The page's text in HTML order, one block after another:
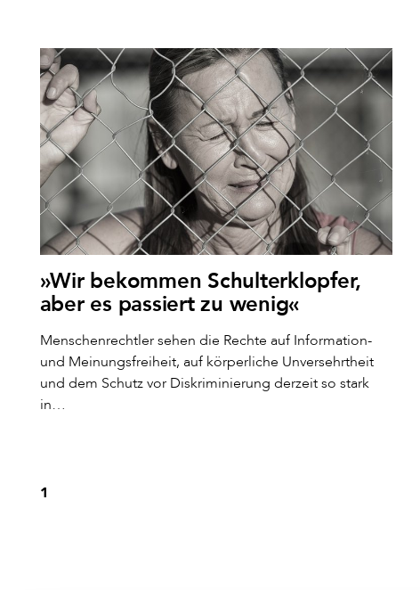
»Wir bekommen Schulterklopfer,
aber es passiert zu wenig«
Menschenrechtler sehen die Rechte auf Information-
und Meinungsfreiheit, auf körperliche Unversehrtheit
und dem Schutz vor Diskriminierung derzeit so stark
in…
1